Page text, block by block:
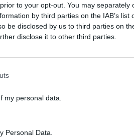
to your opt-out. You may separately
by third parties on the IAB’s list
be disclosed by us to third parties on
disclose it to other third parties.
my personal data.
Personal Data.
volt a gólyatábor. Nekik is a tűző
voltak, náluk is 10+ fiú és 1-2